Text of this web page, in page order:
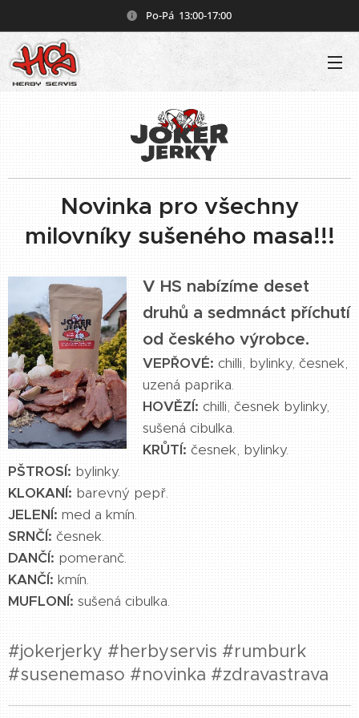
Po-Pá 13:00-17:00
Novinka pro všechny
milovníky sušeného masa!!!
V HS nabízíme deset
druhů a sedmnáct příchutí
od českého výrobce.
VEPŘOVÉ:chilli, bylinky, česnek,
uzená paprika.
HOVĚZÍ:chilli, česnek bylinky,
sušená cibulka.
KRŮTÍ:česnek, bylinky.
PŠTROSÍ:bylinky.
KLOKANÍ:barevný pepř.
JELENÍ:med a kmín.
SRNČÍ:česnek.
DANČÍ:pomeranč.
KANČÍ:kmín.
MUFLONÍ:sušená cibulka.
#jokerjerky #herbyservis #rumburk
#susenemaso #novinka #zdravastrava